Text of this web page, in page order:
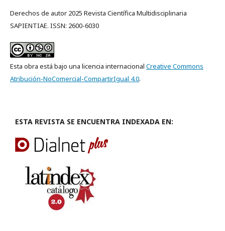
Derechos de autor 2025 Revista Científica Multidisciplinaria
SAPIENTIAE. ISSN: 2600-6030
Esta obra está bajo una licencia internacional Creative Commons
Atribución-NoComercial-CompartirIgual 4.0.
ESTA REVISTA SE ENCUENTRA INDEXADA EN: